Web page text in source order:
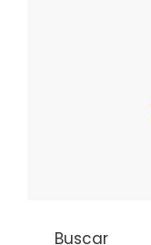
Buscar